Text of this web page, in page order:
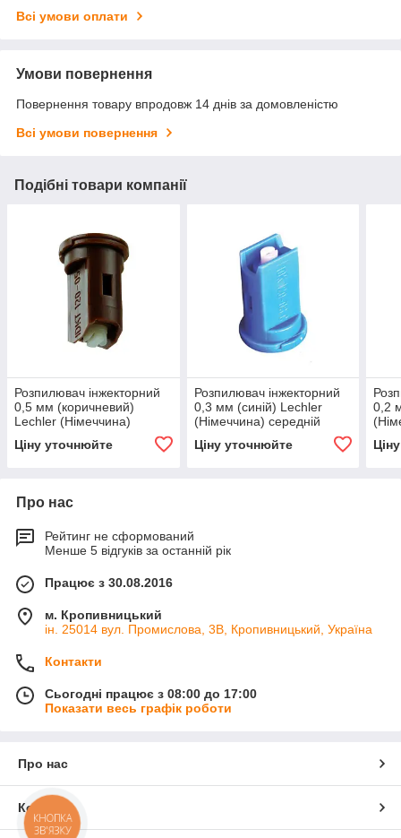
Всі умови оплати
Умови повернення
Повернення товару впродовж 14 днів за домовленістю
Всі умови повернення
Подібні товари компанії
Розпилювач інжекторний
0,5 мм (коричневий)
Lechler (Німеччина)
Ціну уточнюйте
Розпилювач інжекторний
0,3 мм (синій) Lechler
(Німеччина) середній
Ціну уточнюйте
0,2
Про нас
Рейтинг не сформований
Менше 5 відгуків за останній рік
Працює з 30.08.2016
м. Кропивницький
ін. 25014 вул. Промислова, 3В, Кропивницький, Україна
Контакти
Сьогодні працює з 08:00 до 17:00
Показати весь графік роботи
Про нас
Контакти
КНОПКА
ЗВ'ЯЗКУ